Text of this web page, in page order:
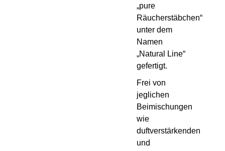
„pure
Räucherstäbchen“
unter dem
Namen
„Natural Line“
gefertigt.
Frei von
jeglichen
Beimischungen
wie
duftverstärkenden
und